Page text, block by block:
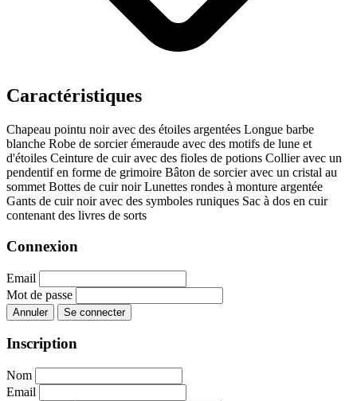
Caractéristiques
Chapeau pointu noir avec des étoiles argentées Longue barbe
blanche Robe de sorcier émeraude avec des motifs de lune et
d'étoiles Ceinture de cuir avec des fioles de potions Collier avec un
pendentif en forme de grimoire Bâton de sorcier avec un cristal au
sommet Bottes de cuir noirLunettes rondes à monture argentée
Gants de cuir noir avec des symboles runiques Sac à dos en cuir
contenant des livres de sorts
Connexion
Email
Mot de passe
Annuler Se connecter
Inscription
Nom
Email